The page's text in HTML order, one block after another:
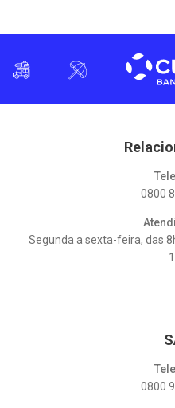
0800
Segunda a sexta-feira, das
0800